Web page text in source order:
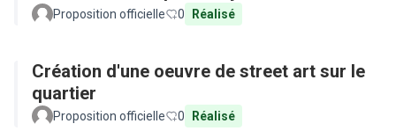
Proposition officielle 0 Réalisé
Création d'une oeuvre de street art sur le
quartier
Proposition officielle 0 Réalisé